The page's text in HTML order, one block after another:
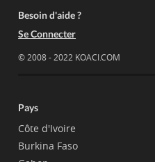
Besoin d'aide ?
Se Connecter
© 2008 - 2022 KOACI.COM
Pays
Côte d'Ivoire
Burkina Faso